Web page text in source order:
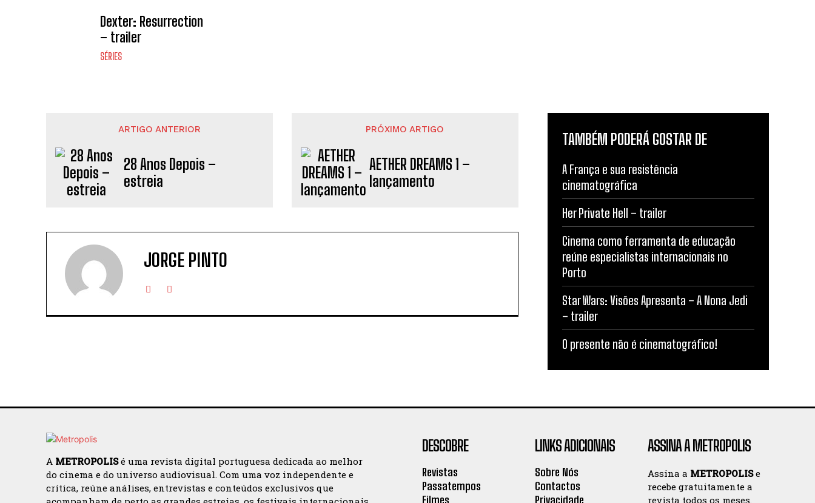
Dexter: Resurrection
– trailer
SÉRIES
ARTIGO ANTERIOR
28 Anos Depois –
estreia
PRÓXIMO ARTIGO
AETHER DREAMS 1 –
lançamento
JORGE PINTO
TAMBÉM PODERÁ GOSTAR DE
A França e sua resistência
cinematográfica
Her Private Hell – trailer
Cinema como ferramenta de educação
reúne especialistas internacionais no
Porto
Star Wars: Visões Apresenta – A Nona Jedi
– trailer
O presente não é cinematográfico!
A METROPOLISé uma revista digital portuguesa dedicada ao melhor
do cinema e do universo audiovisual. Com uma voz independente e
crítica, reúne análises, entrevistas e conteúdos exclusivos que
DESCOBRE
Revistas
Passatempos
Filmes
LINKS ADICIONAIS
Sobre Nós
Contactos
Privacidade
ASSINA A METROPOLIS
Assina a METROPOLISe
recebe gratuitamente a
revista todos os meses.